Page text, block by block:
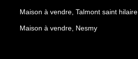
Maison à vendre, Talmont saint hilaire
Maison à vendre, Nesmy